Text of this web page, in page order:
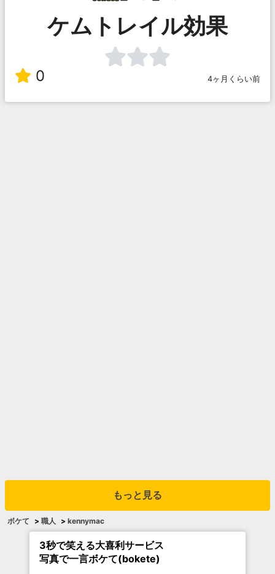
ケムトレイル効果
0 4ヶ月くらい前
もっと見る
ボケて > 職人 > kennymac
3秒で笑える大喜利サービス
写真で一言ボケて(bokete)